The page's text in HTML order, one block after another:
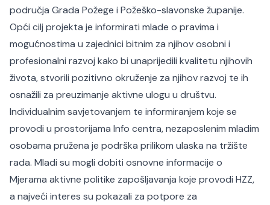
područja Grada Požege i Požeško-slavonske županije.
Opći cilj projekta je informirati mlade o pravima i
mogućnostima u zajednici bitnim za njihov osobni i
profesionalni razvoj kako bi unaprijedili kvalitetu njihovih
života, stvorili pozitivno okruženje za njihov razvoj te ih
osnažili za preuzimanje aktivne ulogu u društvu.
Individualnim savjetovanjem te informiranjem koje se
provodi u prostorijama Info centra, nezaposlenim mladim
osobama pružena je podrška prilikom ulaska na tržište
rada. Mladi su mogli dobiti osnovne informacije o
Mjerama aktivne politike zapošljavanja koje provodi HZZ,
a najveći interes su pokazali za potpore za